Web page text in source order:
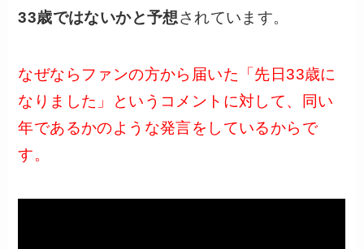
33歳ではないかと予想されています。
なぜならファンの方から届いた「先日33歳に
なりました」というコメントに対して、同い
年であるかのような発言をしているからで
す。